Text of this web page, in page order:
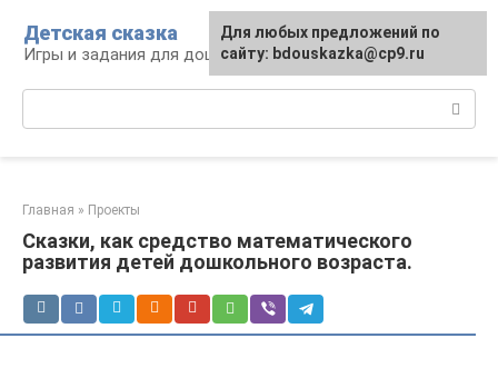
контенту
Детская сказка
Игры и задания для дошкольников
Главная » Проекты
Сказки, как средство математического
развития детей дошкольного возраста.
Для любых предложений по
сайту: bdouskazka@cp9.ru